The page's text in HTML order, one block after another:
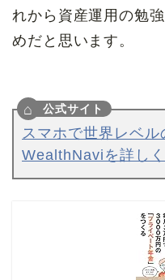
れから資産運用の勉
めだと思います。
スマホで世界レベ
WealthNaviを詳し